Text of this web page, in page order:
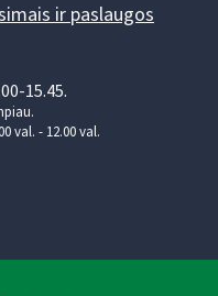
ir paslaugos
15.45.
val. - 12.00 val.